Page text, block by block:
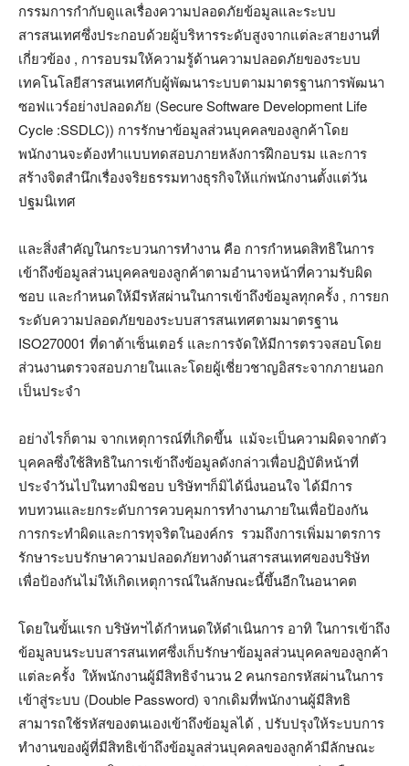
กรรมการกำกับดูแลเรื่องความปลอดภัยข้อมูลและระบบ
สารสนเทศซึ่งประกอบด้วยผู้บริหารระดับสูงจากแต่ละสายงานที่
เกี่ยวข้อง , การอบรมให้ความรู้ด้านความปลอดภัยของระบบ
เทคโนโลยีสารสนเทศกับผู้พัฒนาระบบตามมาตรฐานการพัฒนา
ซอฟแวร์อย่างปลอดภัย (Secure Software Development Life
Cycle :SSDLC)) การรักษาข้อมูลส่วนบุคคลของลูกค้าโดย
พนักงานจะต้องทำแบบทดสอบภายหลังการฝึกอบรม และการ
สร้างจิตสำนึกเรื่องจริยธรรมทางธุรกิจให้แก่พนักงานตั้งแต่วัน
ปฐมนิเทศ
และสิ่งสำคัญในกระบวนการทำงาน คือ การกำหนดสิทธิในการ
เข้าถึงข้อมูลส่วนบุคคลของลูกค้าตามอำนาจหน้าที่ความรับผิด
ชอบ และกำหนดให้มีรหัสผ่านในการเข้าถึงข้อมูลทุกครั้ง , การยก
ระดับความปลอดภัยของระบบสารสนเทศตามมาตรฐาน
ISO270001 ที่ดาต้าเซ็นเตอร์ และการจัดให้มีการตรวจสอบโดย
ส่วนงานตรวจสอบภายในและโดยผู้เชี่ยวชาญอิสระจากภายนอก
เป็นประจำ
อย่างไรก็ตาม จากเหตุการณ์ที่เกิดขึ้น แม้จะเป็นความผิดจากตัว
บุคคลซึ่งใช้สิทธิในการเข้าถึงข้อมูลดังกล่าวเพื่อปฏิบัติหน้าที่
ประจำวันไปในทางมิชอบ บริษัทฯก็มิได้นิ่งนอนใจ ได้มีการ
ทบทวนและยกระดับการควบคุมการทำงานภายในเพื่อป้องกัน
การกระทำผิดและการทุจริตในองค์กร รวมถึงการเพิ่มมาตรการ
รักษาระบบรักษาความปลอดภัยทางด้านสารสนเทศของบริษัท
เพื่อป้องกันไม่ให้เกิดเหตุการณ์ในลักษณะนี้ขึ้นอีกในอนาคต
โดยในขั้นแรก บริษัทฯได้กำหนดให้ดำเนินการ อาทิ ในการเข้าถึง
ข้อมูลบนระบบสารสนเทศซึ่งเก็บรักษาข้อมูลส่วนบุคคลของลูกค้า
แต่ละครั้ง ให้พนักงานผู้มีสิทธิจำนวน 2 คนกรอกรหัสผ่านในการ
เข้าสู่ระบบ (Double Password) จากเดิมที่พนักงานผู้มีสิทธิ
สามารถใช้รหัสของตนเองเข้าถึงข้อมูลได้ , ปรับปรุงให้ระบบการ
ทำงานของผู้ที่มีสิทธิเข้าถึงข้อมูลส่วนบุคคลของลูกค้ามีลักษณะ